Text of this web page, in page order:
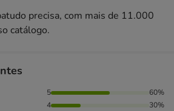
precisa, com mais de 11.000
catálogo.
com 5 estrelas, 30% das
5
60%
4
30%